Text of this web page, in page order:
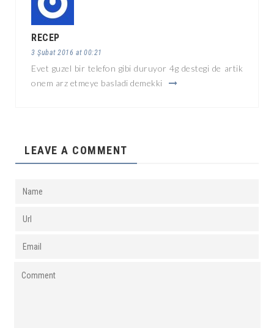
RECEP
3 Şubat 2016 at 00:21
Evet guzel bir telefon gibi duruyor 4g destegi de artik
onem arz etmeye basladi demekki
LEAVE A COMMENT